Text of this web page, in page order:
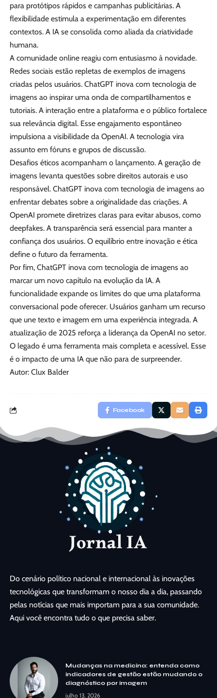
para protótipos rápidos e campanhas publicitárias. A
flexibilidade estimula a experimentação em diferentes
contextos. A IA se consolida como aliada da criatividade
humana.
A comunidade online reagiu com entusiasmo à novidade.
Redes sociais estão repletas de exemplos de imagens
criadas pelos usuários. ChatGPT inova com tecnologia de
imagens ao inspirar uma onda de compartilhamentos e
tutoriais. A interação entre a plataforma e o público fortalece
sua relevância digital. Esse engajamento espontâneo
impulsiona a visibilidade da OpenAI. A tecnologia vira
assunto em fóruns e grupos de discussão.
Desafios éticos acompanham o lançamento. A geração de
imagens levanta questões sobre direitos autorais e uso
responsável. ChatGPT inova com tecnologia de imagens ao
enfrentar debates sobre a originalidade das criações. A
OpenAI promete diretrizes claras para evitar abusos, como
deepfakes. A transparência será essencial para manter a
confiança dos usuários. O equilíbrio entre inovação e ética
define o futuro da ferramenta.
Por fim, ChatGPT inova com tecnologia de imagens ao
marcar um novo capítulo na evolução da IA. A
funcionalidade expande os limites do que uma plataforma
conversacional pode oferecer. Usuários ganham um recurso
que une texto e imagem em uma experiência integrada. A
atualização de 2025 reforça a liderança da OpenAI no setor.
O legado é uma ferramenta mais completa e acessível. Esse
é o impacto de uma IA que não para de surpreender.
Autor: Clux Balder
Facebook
Do cenário político nacional e internacional às inovações
tecnológicas que transformam o nosso dia a dia, passando
pelas notícias que mais importam para a sua comunidade.
Aqui você encontra tudo o que precisa saber.
Mudanças na medicina: entenda como
indicadores de gestão estão mudando o
diagnóstico por imagem
julho 13, 2026